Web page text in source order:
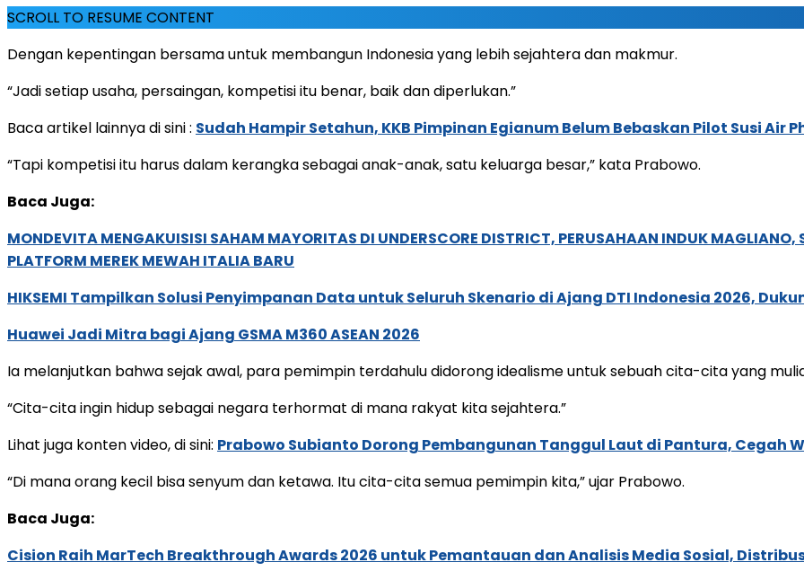
SCROLL TO RESUME CONTENT
Dengan kepentingan bersama untuk membangun Indonesia yang lebih sejahtera dan makmur.
“Jadi setiap usaha, persaingan, kompetisi itu benar, baik dan diperlukan.”
Baca artikel lainnya di sini : Sudah Hampir Setahun, KKB Pimpinan Egianum Belum Bebaskan Pilot Susi Air
“Tapi kompetisi itu harus dalam kerangka sebagai anak-anak, satu keluarga besar,” kata Prabowo.
Baca Juga:
MONDEVITA MENGAKUISISI SAHAM MAYORITAS DI UNDERSCORE DISTRICT, PERUSAHAAN INDUK
PLATFORM MEREK MEWAH ITALIA BARU
HIKSEMI Tampilkan Solusi Penyimpanan Data untuk Seluruh Skenario di Ajang DTI Indonesia 2026,
Huawei Jadi Mitra bagi Ajang GSMA M360 ASEAN 2026
Ia melanjutkan bahwa sejak awal, para pemimpin terdahulu didorong idealisme untuk sebuah cita-cita yang
“Cita-cita ingin hidup sebagai negara terhormat di mana rakyat kita sejahtera.”
Lihat juga konten video, di sini: Prabowo Subianto Dorong Pembangunan Tanggul Laut di Pantura, Cegah
“Di mana orang kecil bisa senyum dan ketawa. Itu cita-cita semua pemimpin kita,” ujar Prabowo.
Baca Juga:
Cision Raih MarTech Breakthrough Awards 2026 untuk Pemantauan dan Analisis Media Sosial,